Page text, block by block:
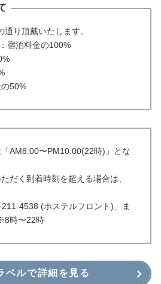
り頂戴いたします。
宿泊料金の100%
50%
AM8:00〜PM10:00(22時)」とな
だく到着時刻を超える場合は、
4538 (ホステルフロント)」ま
時〜22時
ベルで詳細を見る